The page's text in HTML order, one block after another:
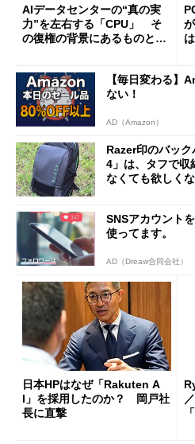
AIデータセンターの“真の実
力”を左右する「CPU」 そ
の復権の背景にあるものと
【毎日変わる】
ない！
AD（Amazon）
Razer印のバッ
4」は、タフで
なくても欲しく
SNSアカウント
使ってます。
AD（Dreaw合同会社）
日本HPはなぜ「Rakuten A
I」を採用したのか？ 岡戸社
長に直撃